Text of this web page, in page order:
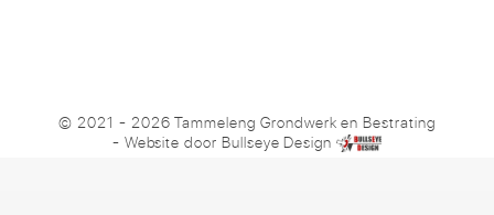
© 2021 - 2026 Tammeleng Grondwerk en Bestrating
- Website door Bullseye Design